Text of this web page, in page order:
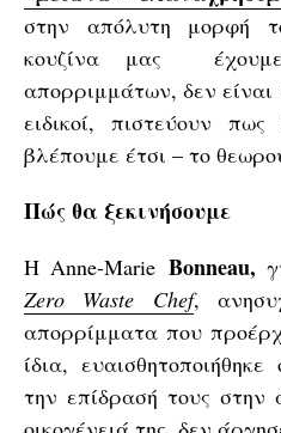
στην απόλυτη μορφή
κουζίνα μας
απορριμμάτων, δεν είναι
ειδικοί, πιστεύουν
βλέπουμε έτσι – το
Πώς θα ξεκινήσουμε
Η Anne-Marie Bonneau,
Zero Waste Chef,
απορρίμματα που
ίδια,
την επίδρασή τους